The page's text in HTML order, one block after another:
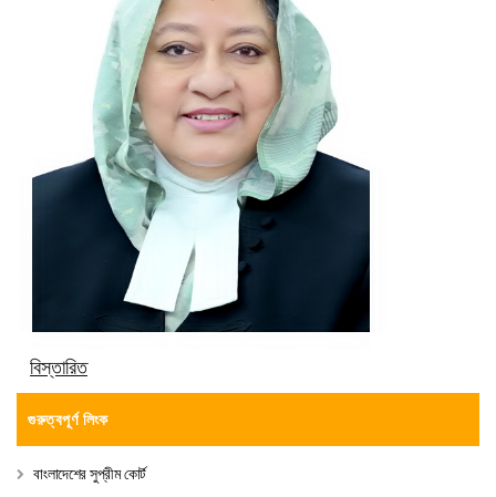
বিস্তারিত
গুরুত্বপূর্ণ লিংক
বাংলাদেশের সুপ্রীম কোর্ট